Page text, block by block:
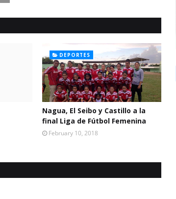
DEPORTES
Nagua, El Seibo y Castillo a la
final Liga de Fútbol Femenina
February 10, 2018